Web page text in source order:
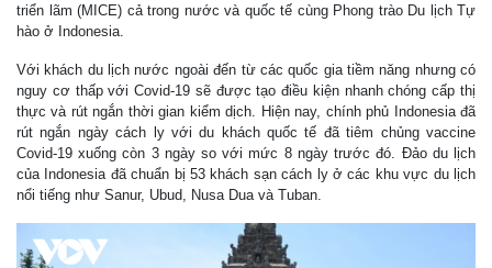
triển lãm (MICE) cả trong nước và quốc tế cùng Phong trào Du lịch Tự
hào ở Indonesia.
Với khách du lịch nước ngoài đến từ các quốc gia tiềm năng nhưng có
nguy cơ thấp với Covid-19 sẽ được tạo điều kiện nhanh chóng cấp thị
thực và rút ngắn thời gian kiểm dịch. Hiện nay, chính phủ Indonesia đã
rút ngắn ngày cách ly với du khách quốc tế đã tiêm chủng vaccine
Covid-19 xuống còn 3 ngày so với mức 8 ngày trước đó. Đảo du lịch
của Indonesia đã chuẩn bị 53 khách sạn cách ly ở các khu vực du lịch
nổi tiếng như Sanur, Ubud, Nusa Dua và Tuban.